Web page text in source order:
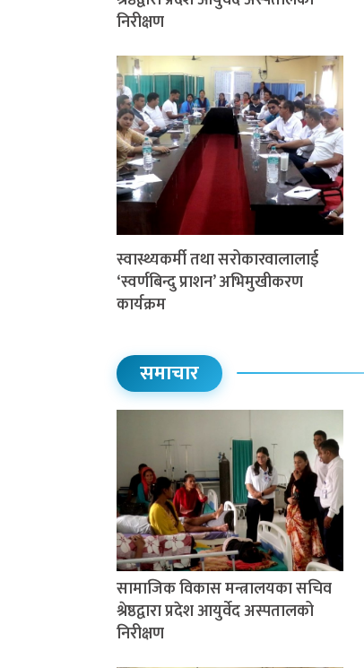
निरीक्षण
स्वास्थ्यकर्मी तथा सरोकारवालालाई
‘स्वर्णबिन्दु प्राशन’ अभिमुखीकरण
कार्यक्रम
समाचार
सामाजिक विकास मन्त्रालयका सचिव
श्रेष्ठद्वारा प्रदेश आयुर्वेद अस्पतालको
निरीक्षण